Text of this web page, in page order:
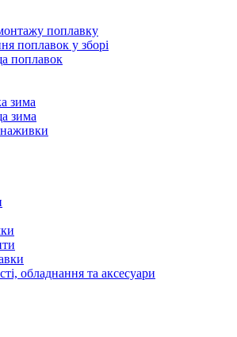
поплавку
поплавок у зборі
поплавок
зима
зима
обладнання та аксесуари